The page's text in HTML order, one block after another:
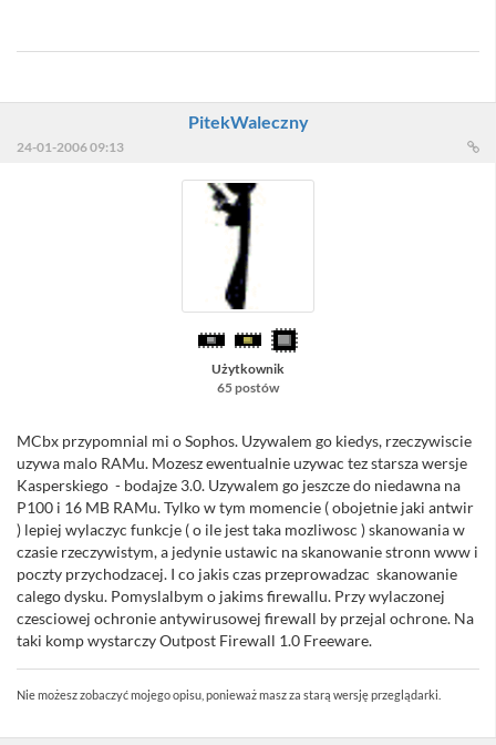
PitekWaleczny
24-01-2006 09:13
Użytkownik
65 postów
MCbx przypomnial mi o Sophos. Uzywalem go kiedys, rzeczywiscie
uzywa malo RAMu. Mozesz ewentualnie uzywac tez starsza wersje
Kasperskiego - bodajze 3.0. Uzywalem go jeszcze do niedawna na
P100 i 16 MB RAMu. Tylko w tym momencie ( obojetnie jaki antwir
) lepiej wylaczyc funkcje ( o ile jest taka mozliwosc ) skanowania w
czasie rzeczywistym, a jedynie ustawic na skanowanie stronn www i
poczty przychodzacej. I co jakis czas przeprowadzac skanowanie
calego dysku. Pomyslalbym o jakims firewallu. Przy wylaczonej
czesciowej ochronie antywirusowej firewall by przejal ochrone. Na
taki komp wystarczy Outpost Firewall 1.0 Freeware.
Nie możesz zobaczyć mojego opisu, ponieważ masz za starą wersję przeglądarki.